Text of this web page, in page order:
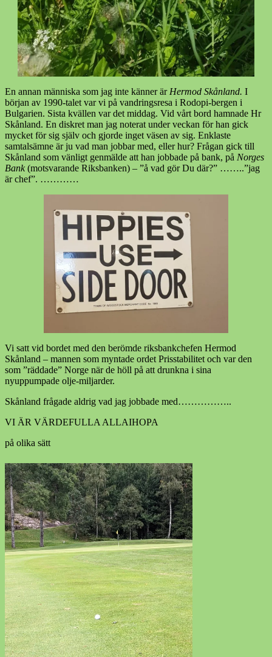
En annan människa som jag inte känner är Hermod Skånland. I
början av 1990-talet var vi på vandringsresa i Rodopi-bergen i
Bulgarien. Sista kvällen var det middag. Vid vårt bord hamnade Hr
Skånland. En diskret man jag noterat under veckan för han gick
mycket för sig själv och gjorde inget väsen av sig. Enklaste
samtalsämne är ju vad man jobbar med, eller hur? Frågan gick till
Skånland som vänligt genmälde att han jobbade på bank, på Norges
Bank(motsvarande Riksbanken) – ”å vad gör Du där?” ……..”jag
är chef”. …………
Vi satt vid bordet med den berömde riksbankchefen Hermod
Skånland – mannen som myntade ordet Prisstabilitet och var den
som ”räddade” Norge när de höll på att drunkna i sina
nyuppumpade olje-miljarder.
Skånland frågade aldrig vad jag jobbade med……………..
VI ÄR VÄRDEFULLA ALLAIHOPA
på olika sätt